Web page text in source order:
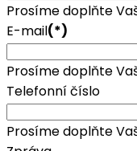
Prosíme doplňte
E-mail(*)
Prosíme doplňte
Telefonní číslo
Prosíme doplňte